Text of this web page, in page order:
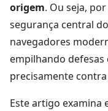
origem. Ou seja,
segurança central
navegadores
empilhando defesas
precisamente
Este artigo examina